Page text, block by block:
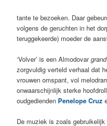
tante te bezoeken. Daar
volgens de geruchten in het
teruggekeerde) moeder de
‘Volver’ is een Almodovar
zorgvuldig verteld verhaal dat
vrouwen omspant, vol
onwaarschijnlijk sterke
oudgedienden Penelope Cruz
De muziek is zoals gebruikelijk